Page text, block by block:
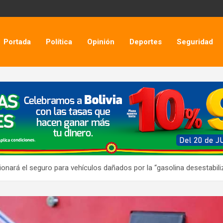
Portada Política Opinión Deportes Seguridad
el seguro para vehículos dañados por la “gasolina